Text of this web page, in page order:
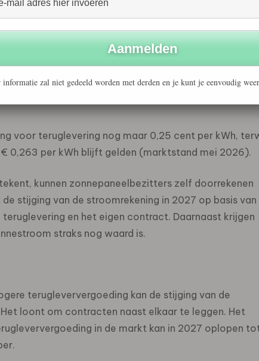
om teruggeleverde zonnestroom weg te strepen
2027 stopt dit. Omdat de vergoeding voor
voor ingekochte stroom, leveren zonnepanelen
voor teruglevering nog maar 0,25 cent per kWh,
0,263 per kWh blijft gelden (marktstand mei 2026).
kunnen zonnepaneelbezitters zelf doorrekenen
stijging van de stroomrekening in 2027 op basis van
en het eigen contract. Daarnaast krijgen
straks nog waard is.
terugleververgoeding kan de stijging van de
loont om contracten naast elkaar te leggen. Het
in de markt kan in 2027 oplopen
zal niet gedeeld worden met derden en je kunt je eenvoudig